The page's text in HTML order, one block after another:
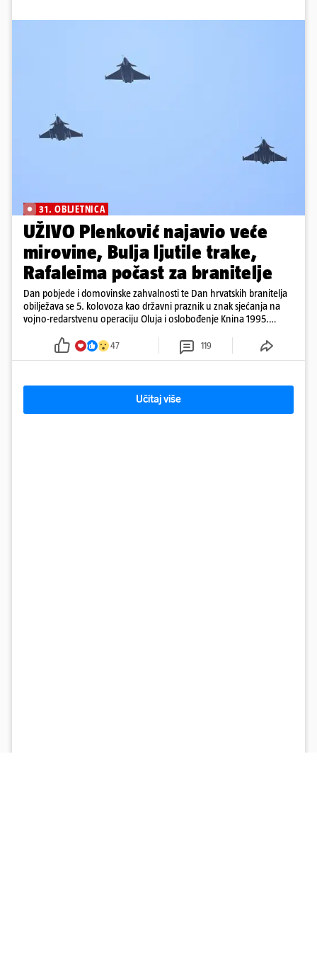
31. OBLJETNICA
UŽIVO Plenković najavio veće
mirovine, Bulja ljutile trake,
Rafaleima počast za branitelje
Dan pobjede i domovinske zahvalnosti te Dan hrvatskih branitelja
obilježava se 5. kolovoza kao državni praznik u znak sjećanja na
vojno-redarstvenu operaciju Oluja i oslobođenje Knina 1995.
47 119
Učitaj više